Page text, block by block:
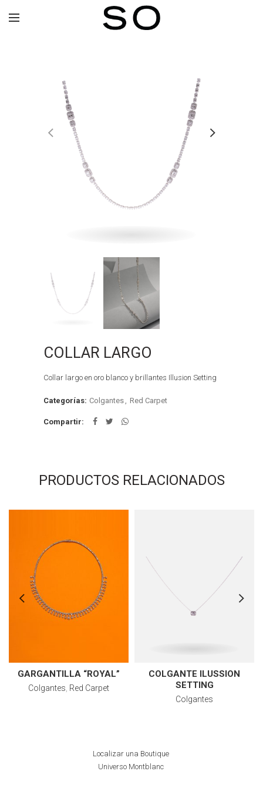
COLLAR LARGO
Collar largo en oro blanco y brillantes Illusion Setting
Categorías: Colgantes, Red Carpet
Compartir
PRODUCTOS RELACIONADOS
GARGANTILLA “ROYAL”
Colgantes Red Carpet
COLGANTE ILUSSION
SETTING
Colgantes
Localizar una Boutique
Universo Montblanc